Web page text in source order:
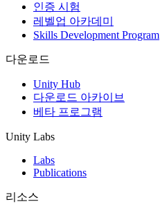
인증 시험
레벨업 아카데미
Skills Development Program
다운로드
Unity Hub
다운로드 아카이브
베타 프로그램
Unity Labs
Labs
Publications
리소스